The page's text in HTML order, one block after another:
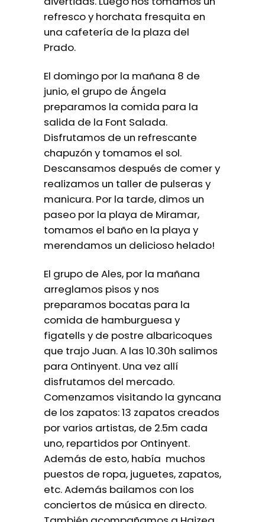
refresco y horchata fresquita en
una cafetería de la plaza del
Prado.
El domingo por la mañana 8 de
junio, el grupo de Ángela
preparamos la comida para la
salida de la Font Salada.
Disfrutamos de un refrescante
chapuzón y tomamos el sol.
Descansamos después de comer y
realizamos un taller de pulseras y
manicura. Por la tarde, dimos un
paseo por la playa de Miramar,
tomamos el baño en la playa y
merendamos un delicioso helado!
El grupo de Ales, por la mañana
arreglamos pisos y nos
preparamos bocatas para la
comida de hamburguesa y
figatells y de postre albaricoques
que trajo Juan. A las 10.30h salimos
para Ontinyent. Una vez allí
disfrutamos del mercado.
Comenzamos visitando la gyncana
de los zapatos: 13 zapatos creados
por varios artistas, de 2.5m cada
uno, repartidos por Ontinyent.
Además de esto, había muchos
puestos de ropa, juguetes, zapatos,
etc. Además bailamos con los
conciertos de música en directo.